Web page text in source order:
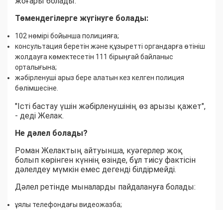
Төмендегілерге жүгінуге болады:
102 нөмірі бойынша полицияға;
консультация беретін және құзыретті органдарға өтініш
жолдауға көмектесетін 111 бірыңғай байланыс
орталығына;
жәбірленуші арыз бере алатын кез келген полиция
бөлімшесіне.
"Істі бастау үшін жәбірленушінің өз арызы қажет",
- деді Желак.
Не дәлел болады?
Роман Желактың айтуынша, куәгерлер жоқ
болып көрінген күннің өзінде, бұл тиісу фактісін
дәлелдеу мүмкін емес дегенді білдірмейді.
Дәлел ретінде мыналарды пайдалануға болады:
ұялы телефондағы видеожазба;